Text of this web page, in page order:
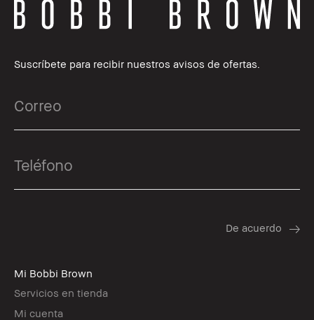
Suscríbete para recibir nuestros avisos de ofertas.
Mi Bobbi Brown
Servicios en tienda
Mi cuenta